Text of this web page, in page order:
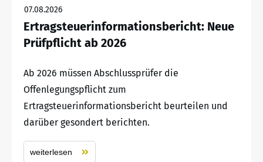
07.08.2026
Ertragsteuerinformationsbericht: Neue
Prüfpflicht ab 2026
Ab 2026 müssen Abschlussprüfer die
Offenlegungspflicht zum
Ertragsteuerinformationsbericht beurteilen und
darüber gesondert berichten.
weiterlesen